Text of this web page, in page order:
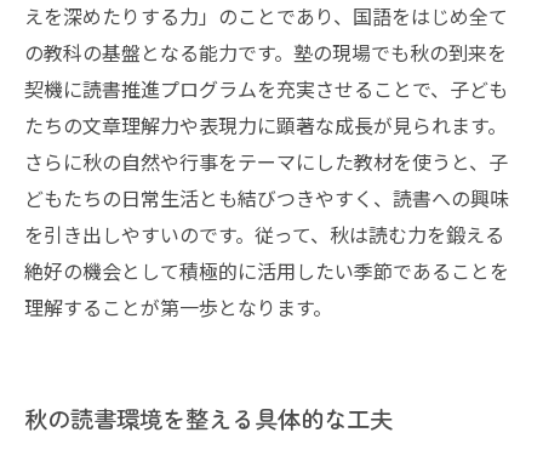
えを深めたりする力」のことであり、国語をはじめ全て
の教科の基盤となる能力です。塾の現場でも秋の到来を
契機に読書推進プログラムを充実させることで、子ども
たちの文章理解力や表現力に顕著な成長が見られます。
さらに秋の自然や行事をテーマにした教材を使うと、子
どもたちの日常生活とも結びつきやすく、読書への興味
を引き出しやすいのです。従って、秋は読む力を鍛える
絶好の機会として積極的に活用したい季節であることを
理解することが第一歩となります。
秋の読書環境を整える具体的な工夫